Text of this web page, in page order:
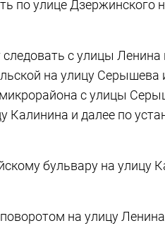
по улице Дзержинского
с улицы Ленина
на улицу Серышева
с улицы
Калинина и далее по
бульвару на улицу
на улицу